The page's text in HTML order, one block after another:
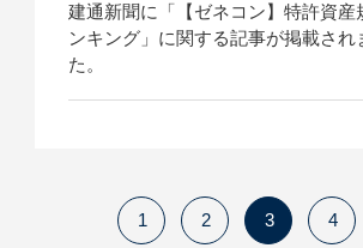
建通新聞に「【ゼネコン】特許資産
ンキング」に関する記事が掲載され
た。
1 2 3 4